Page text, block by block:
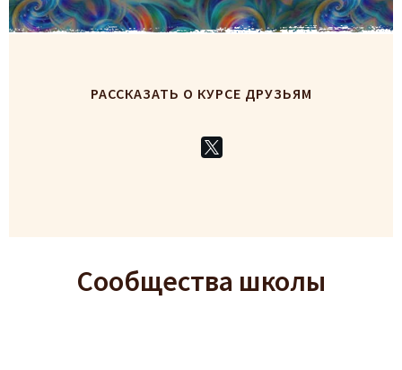
РАССКАЗАТЬ О КУРСЕ ДРУЗЬЯМ
Сообщества школы